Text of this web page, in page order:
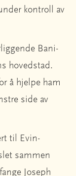
kontroll av
Bani-
hovedstad.
å hjelpe ham
side av
til Evin-
sammen
Joseph